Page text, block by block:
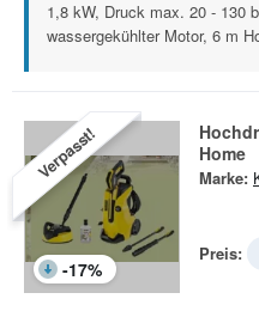
1,8 kW, Druck max. 20 - 130
wassergekühlter Motor, 6 m
Verpasst!
-17%
Home
Marke:
Preis: